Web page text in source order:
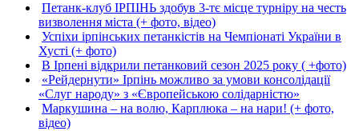
Петанк-клуб ІРПІНЬ здобув 3-тє місце турніру на честь
визволення міста (+ фото, відео)
Успіхи ірпінських петанкістів на Чемпіонаті України в
Хусті (+ фото)
В Ірпені відкрили петанковий сезон 2025 року ( +фото)
«Рейдернути» Ірпінь можливо за умови консолідації
«Слуг народу» з «Європейською солідарністю»
Маркушина – на волю, Карплюка – на нари! (+ фото,
відео)